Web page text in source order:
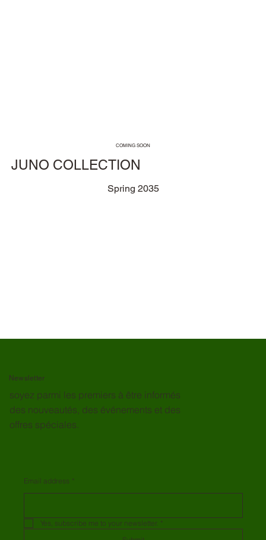
COMING SOON
JUNO COLLECTION
Spring 2035
Newsletter
soyez parmi les premiers à être informés
des nouveautés, des événements et des
offres spéciales.
Email address *
Yes, subscribe me to your newsletter. *